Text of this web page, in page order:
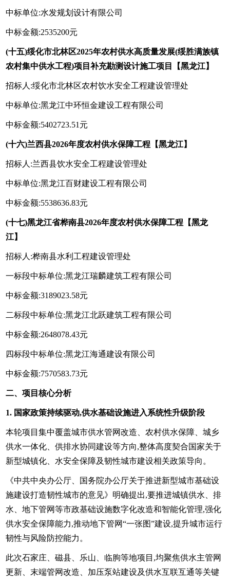
中标单位:水发规划设计有限公司
中标金额:2535200元
(十五)绥化市北林区2025年农村供水高质量发展(绥胜满族镇
农村集中供水工程)项目补充勘测设计施工项目【黑龙江】
招标人:绥化市北林区农村饮水安全工程建设管理处
中标单位:黑龙江中环恒金建设工程有限公司
中标金额:5402723.51元
(十六)兰西县2026年度农村供水保障工程【黑龙江】
招标人:兰西县饮水安全工程建设管理处
中标单位:黑龙江百财建设工程有限公司
中标金额:5538636.83元
(十七)黑龙江省桦南县2026年度农村供水保障工程【黑龙
江】
招标人:桦南县水利工程建设管理处
一标段中标单位:黑龙江瑞麟建筑工程有限公司
中标金额:3189023.58元
二标段中标单位:黑龙江北跃建筑工程有限公司
中标金额:2648078.43元
四标段中标单位:黑龙江海通建设有限公司
中标金额:7570583.73元
二、项目核心分析
1. 国家政策持续驱动,供水基础设施进入系统性升级阶段
本轮项目集中覆盖城市供水管网改造、农村供水保障、城乡
供水一体化、供排水协同建设等方向,整体高度契合国家关于
新型城镇化、水安全保障及韧性城市建设相关政策导向。
《中共中央办公厅、国务院办公厅关于推进新型城市基础设
施建设打造韧性城市的意见》明确提出,要推进城镇供水、排
水、地下管网等市政基础设施数字化改造和智能化管理,强化
供水安全保障能力,推动地下管网“一张图”建设,提升城市运行
韧性与风险防控能力。
此次石家庄、磁县、乐山、临朐等地项目,均聚焦供水主管网
更新、末端管网改造、加压泵站建设及供水互联互通等关键